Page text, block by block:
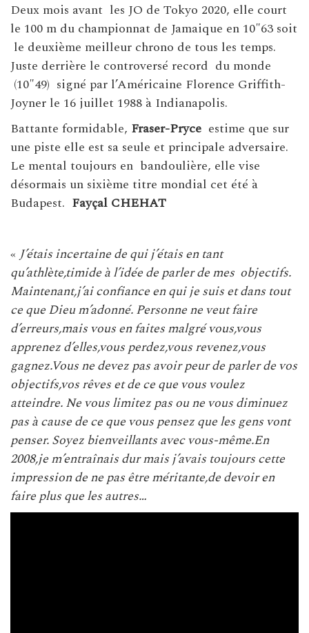
Deux mois avant les JO de Tokyo 2020, elle court
le 100 m du championnat de Jamaique en 10″63 soit
le deuxième meilleur chrono de tous les temps.
Juste derrière le controversé record du monde
(10″49) signé par l’Américaine Florence Griffith-
Joyner le 16 juillet 1988 à Indianapolis.
Battante formidable, Fraser-Pryce estime que sur
une piste elle est sa seule et principale adversaire.
Le mental toujours en bandoulière, elle vise
désormais un sixième titre mondial cet été à
Budapest. Fayçal CHEHAT
«J’étais incertaine de qui j’étais en tant
qu’athlète,timide à l’idée de parler de mes objectifs.
Maintenant,j’ai confiance en qui je suis et dans tout
ce que Dieu m’adonné. Personne ne veut faire
d’erreurs,mais vous en faites malgré vous,vous
apprenez d’elles,vous perdez,vous revenez,vous
gagnez.Vous ne devez pas avoir peur de parler de vos
objectifs,vos rêves et de ce que vous voulez
atteindre. Ne vous limitez pas ou ne vous diminuez
pas à cause de ce que vous pensez que les gens vont
penser. Soyez bienveillants avec vous-même.En
2008,je m’entraînais dur mais j’avais toujours cette
impression de ne pas être méritante,de devoir en
faire plus que les autres…